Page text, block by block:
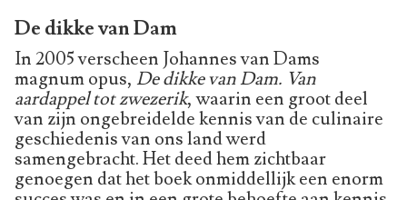
De dikke van Dam
In 2005 verscheen Johannes van Dams
magnum opus, De dikke van Dam. Van
aardappel tot zwezerik, waarin een groot deel
van zijn ongebreidelde kennis van de culinaire
geschiedenis van ons land werd
samengebracht. Het deed hem zichtbaar
genoegen dat het boek onmiddellijk een enorm